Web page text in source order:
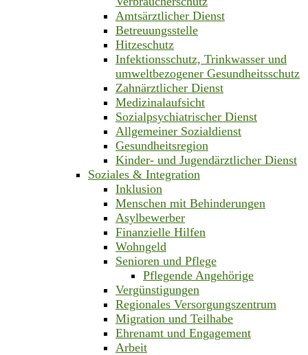
Amtsärztlicher Dienst
Betreuungsstelle
Hitzeschutz
Infektionsschutz, Trinkwasser und
umweltbezogener Gesundheitsschutz
Zahnärztlicher Dienst
Medizinalaufsicht
Sozialpsychiatrischer Dienst
Allgemeiner Sozialdienst
Gesundheitsregion
Kinder- und Jugendärztlicher Dienst
Soziales & Integration
Inklusion
Menschen mit Behinderungen
Asylbewerber
Finanzielle Hilfen
Wohngeld
Senioren und Pflege
Pflegende Angehörige
Vergünstigungen
Regionales Versorgungszentrum
Migration und Teilhabe
Ehrenamt und Engagement
Arbeit